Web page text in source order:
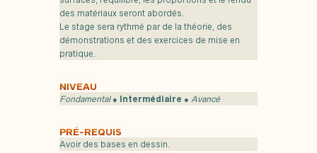
des matériaux seront abordés.
Le stage sera rythmé par de la théorie, des
démonstrations et des exercices de mise en
pratique.
NIVEAU
Fondamental● Intermédiaire ● Avancé
PRÉ-REQUIS
Avoir des bases en dessin.